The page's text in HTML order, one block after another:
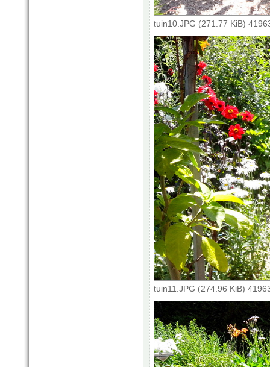
tuin10.JPG (271.77 KiB)
tuin11.JPG (274.96 KiB)